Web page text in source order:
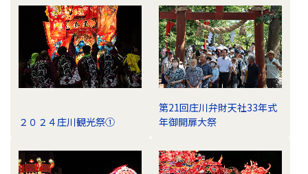
２０２４庄川観光祭①
第21回庄川弁財天社33年式
年御開扉大祭